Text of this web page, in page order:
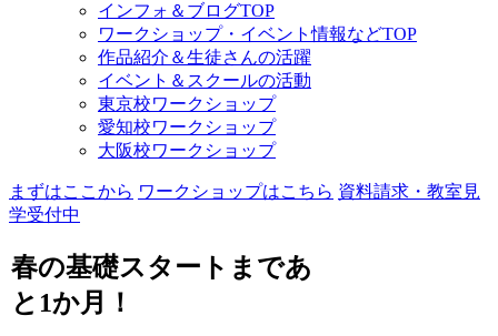
インフォ＆ブログTOP
ワークショップ・イベント情報などTOP
作品紹介＆生徒さんの活躍
イベント＆スクールの活動
東京校ワークショップ
愛知校ワークショップ
大阪校ワークショップ
まずはここから ワークショップはこちら 資料請求・教室見
学受付中
春の基礎スタートまであ
と1か月！